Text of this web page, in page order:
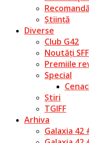
Știință
Diverse
Club G42
Noutăți SFF
Premiile
Special
Știri
TGIFF
Arhiva
Galaxia 42